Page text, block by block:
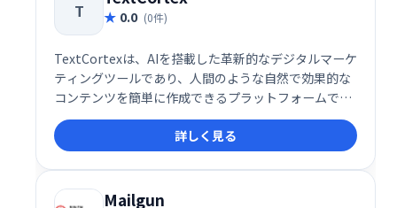
T 0.0 (0件)
TextCortexは、AIを搭載した革新的なデジタルマーケ
ティングツールであり、人間のような自然で効果的な
コンテンツを簡単に作成できるプラットフォームで
す。この多機能ツールは、企業やマーケターが効率的
に高品質なコンテンツを作成・管理できるように設計
されており、書き換えや要約、トーン調整など、コン
テンツ制作に必要な機能を一元化しています。
詳しく見る
Mailgun